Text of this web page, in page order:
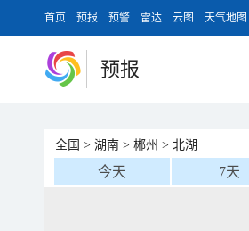
首页 预报 预警 雷达 云图 天气地图
预报
全国 > 湖南 > 郴州 > 北湖
今天 7天